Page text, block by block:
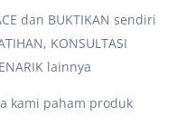
dan BUKTIKAN sendiri
KONSULTASI
lainnya
kami paham produk